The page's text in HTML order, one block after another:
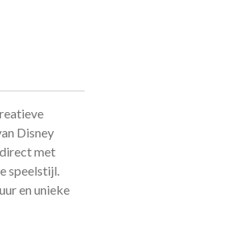
Disney
met
speelstijl.
en unieke